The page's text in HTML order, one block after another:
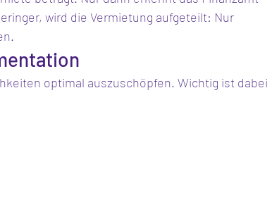
wird die Vermietung aufgeteilt: Nur
optimal auszuschöpfen. Wichtig ist dabei